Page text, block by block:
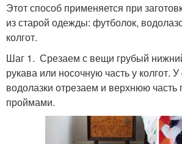
Этот способ применяется при
из старой одежды: футболок,
колгот.
Шаг 1. Срезаем с вещи грубый
рукава или носочную часть у колгот.
водолазки отрезаем и верхнюю
проймами.